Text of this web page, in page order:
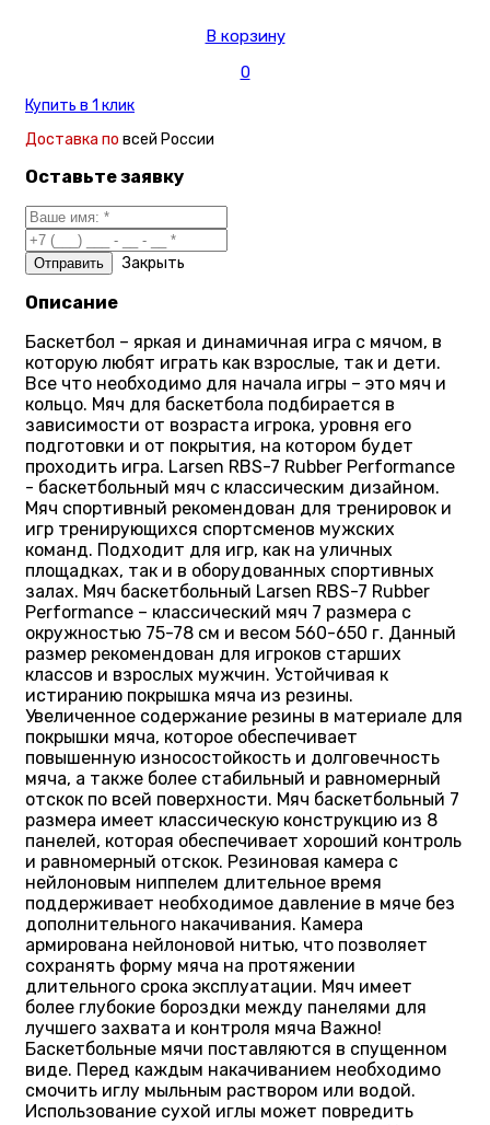
В корзину
0
Купить в 1 клик
Доставка по всей России
Оставьте заявку
Закрыть
Описание
Баскетбол – яркая и динамичная игра с мячом, в
которую любят играть как взрослые, так и дети.
Все что необходимо для начала игры – это мяч и
кольцо. Мяч для баскетбола подбирается в
зависимости от возраста игрока, уровня его
подготовки и от покрытия, на котором будет
проходить игра. Larsen RBS-7 Rubber Performance
- баскетбольный мяч с классическим дизайном.
Мяч спортивный рекомендован для тренировок и
игр тренирующихся спортсменов мужских
команд. Подходит для игр, как на уличных
площадках, так и в оборудованных спортивных
залах. Мяч баскетбольный Larsen RBS-7 Rubber
Performance – классический мяч 7 размера с
окружностью 75-78 см и весом 560-650 г. Данный
размер рекомендован для игроков старших
классов и взрослых мужчин. Устойчивая к
истиранию покрышка мяча из резины.
Увеличенное содержание резины в материале для
покрышки мяча, которое обеспечивает
повышенную износостойкость и долговечность
мяча, а также более стабильный и равномерный
отскок по всей поверхности. Мяч баскетбольный 7
размера имеет классическую конструкцию из 8
панелей, которая обеспечивает хороший контроль
и равномерный отскок. Резиновая камера с
нейлоновым ниппелем длительное время
поддерживает необходимое давление в мяче без
дополнительного накачивания. Камера
армирована нейлоновой нитью, что позволяет
сохранять форму мяча на протяжении
длительного срока эксплуатации. Мяч имеет
более глубокие бороздки между панелями для
лучшего захвата и контроля мяча Важно!
Баскетбольные мячи поставляются в спущенном
виде. Перед каждым накачиванием необходимо
смочить иглу мыльным раствором или водой.
Использование сухой иглы может повредить